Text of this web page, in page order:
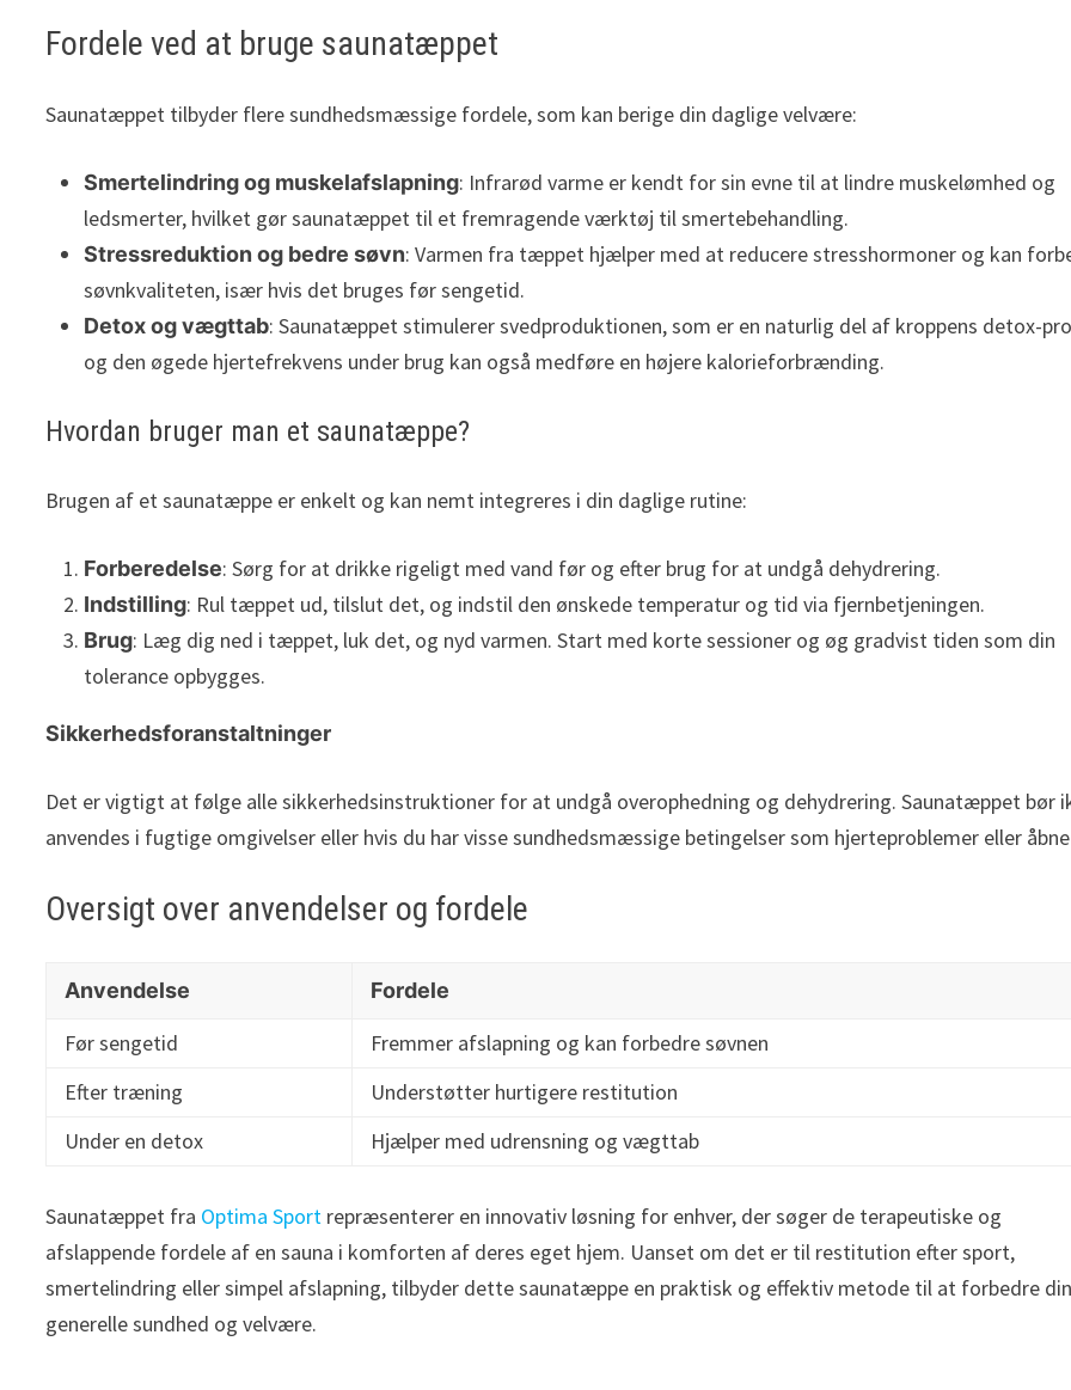
Fordele ved at bruge saunatæppet
Saunatæppet tilbyder flere sundhedsmæssige fordele, som kan berige din daglige velvære:
Smertelindring og muskelafslapning: Infrarød varme er kendt for sin evne til at lindre muskelømhed og
ledsmerter, hvilket gør saunatæppet til et fremragende værktøj til smertebehandling.
Stressreduktion og bedre søvn: Varmen fra tæppet hjælper med at reducere stresshormoner og kan
søvnkvaliteten, især hvis det bruges før sengetid.
Detox og vægttab: Saunatæppet stimulerer svedproduktionen, som er en naturlig del af kroppens detox-
og den øgede hjertefrekvens under brug kan også medføre en højere kalorieforbrænding.
Hvordan bruger man et saunatæppe?
Brugen af et saunatæppe er enkelt og kan nemt integreres i din daglige rutine:
Forberedelse: Sørg for at drikke rigeligt med vand før og efter brug for at undgå dehydrering.
Indstilling: Rul tæppet ud, tilslut det, og indstil den ønskede temperatur og tid via fjernbetjeningen.
Brug: Læg dig ned i tæppet, luk det, og nyd varmen. Start med korte sessioner og øg gradvist tiden som din
tolerance opbygges.
Sikkerhedsforanstaltninger
Det er vigtigt at følge alle sikkerhedsinstruktioner for at undgå overophedning og dehydrering. Saunatæppet bør
anvendes i fugtige omgivelser eller hvis du har visse sundhedsmæssige betingelser som hjerteproblemer eller åbne
Oversigt over anvendelser og fordele
Anvendelse Fordele
Før sengetid
Fremmer afslapning og kan forbedre søvnen
Efter træning
Understøtter hurtigere restitution
Under en detox
Hjælper med udrensning og vægttab
Saunatæppet fra Optima Sport repræsenterer en innovativ løsning for enhver, der søger de terapeutiske og
afslappende fordele af en sauna i komforten af deres eget hjem. Uanset om det er til restitution efter sport,
smertelindring eller simpel afslapning, tilbyder dette saunatæppe en praktisk og effektiv metode til at forbedre din
generelle sundhed og velvære.